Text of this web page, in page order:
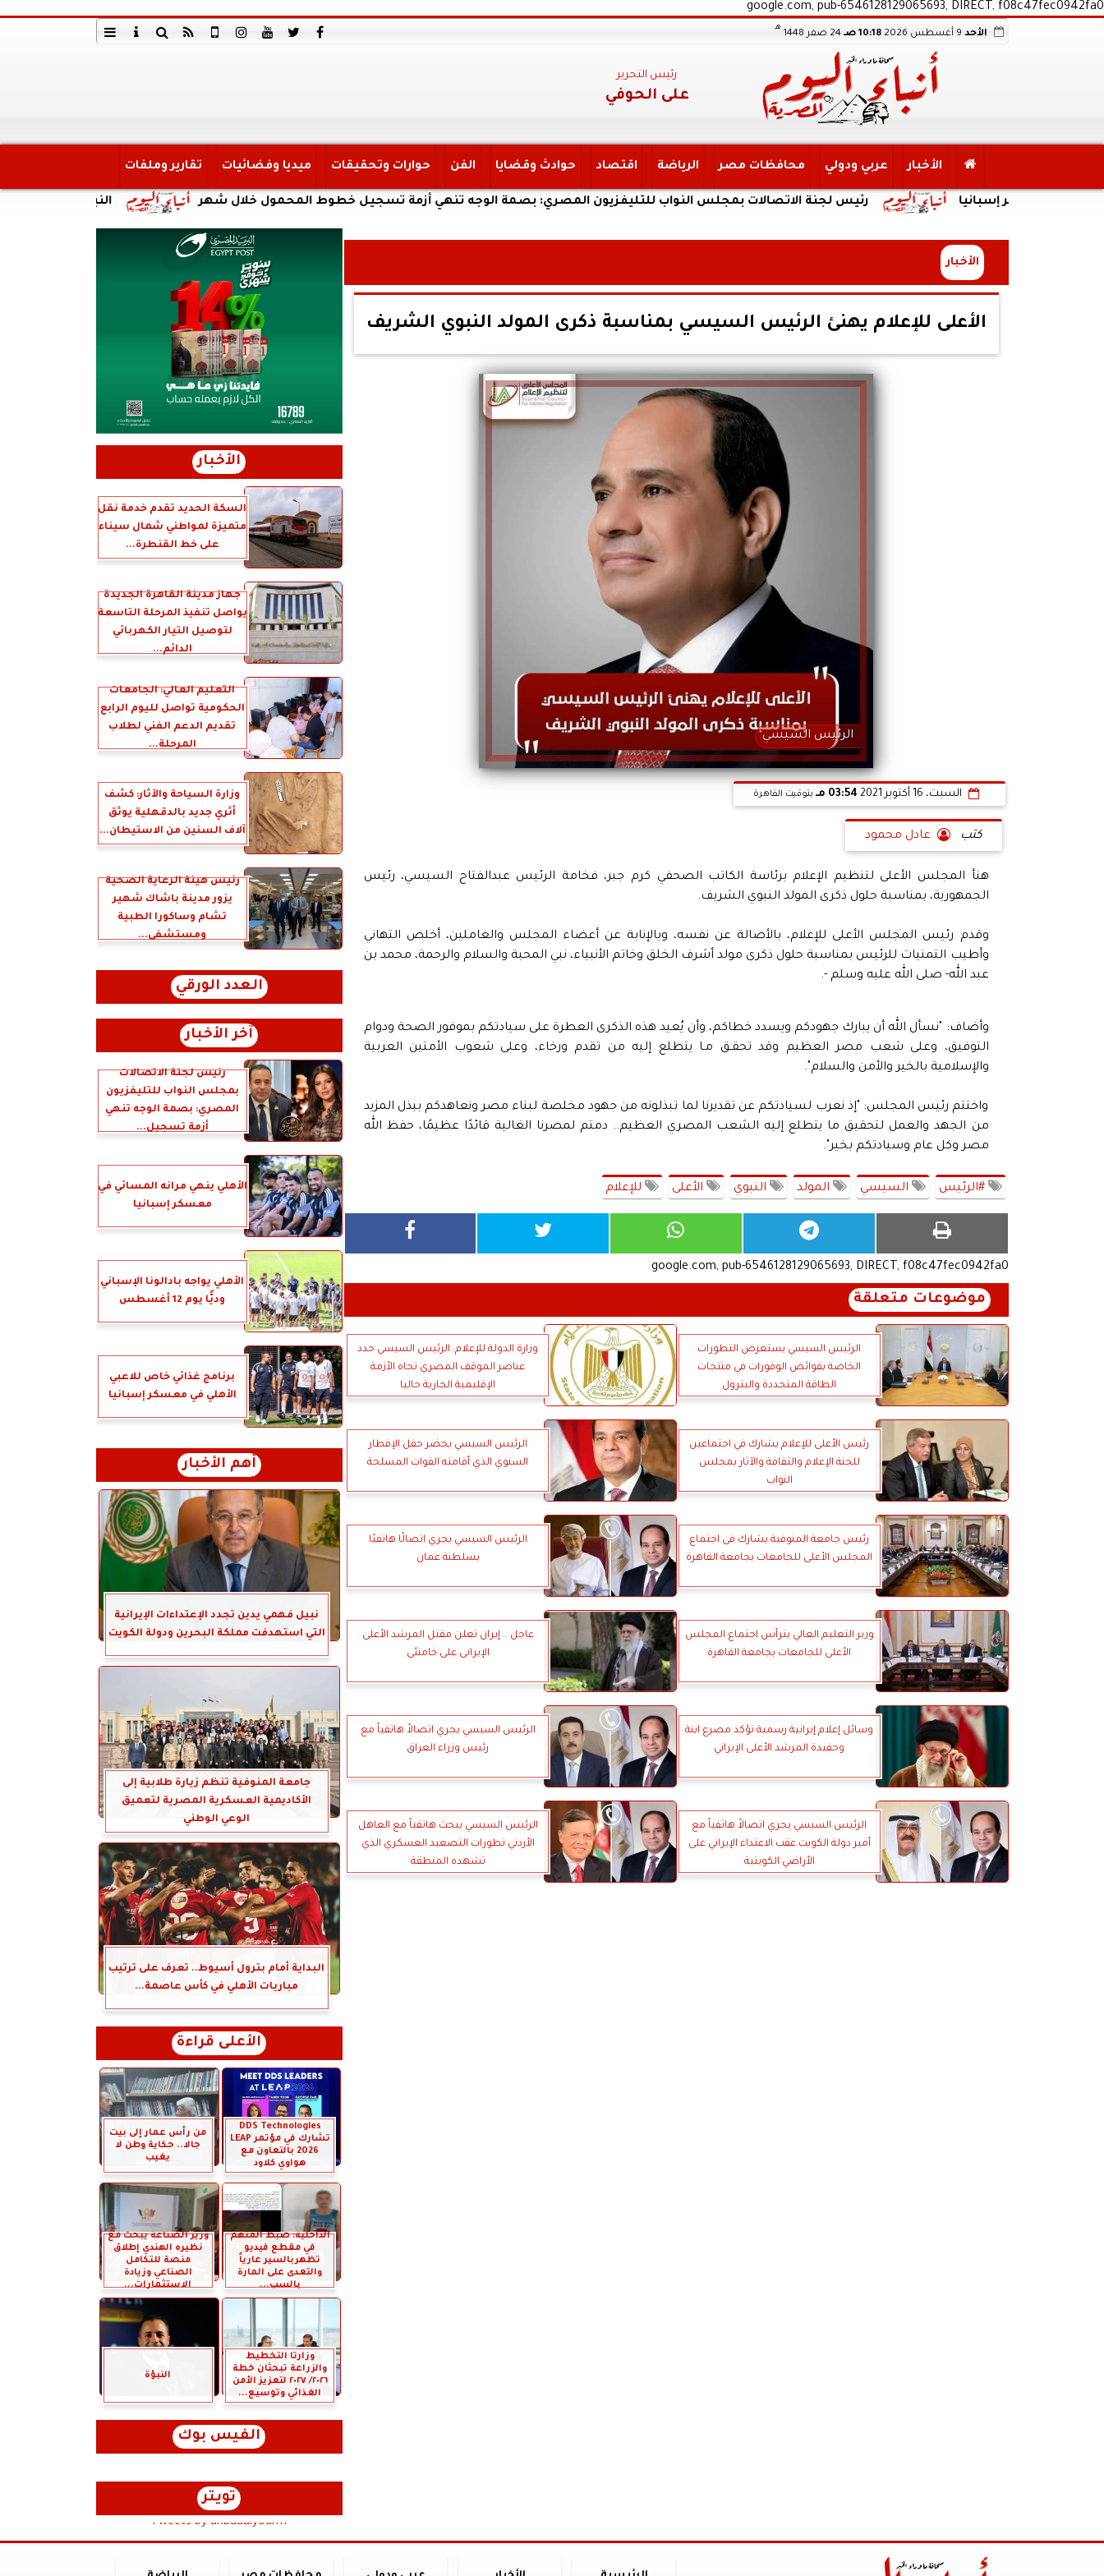
google.com, pub-6546128129065693, DIRECT, f08c47fec0942fa0
الأحد 10:18 صـ 24 صفر 1448
هـ
رئيس التحرير
على الحوفي
الأخبار عربي ودولي محافظات مصر الرياضة اقتصاد حوادث وقضايا الفن حوارات وتحقيقات ميديا وفضائيات تقارير وملفات
النبؤة رئيس لجنة الاتصالات بمجلس النواب للتليفزيون المصري: بصمة الوجه تنهي أزمة تسجيل خطوط المحمول خلال شهر
الأخبار
الأعلى للإعلام يهنئ الرئيس السيسي بمناسبة ذكرى المولد النبوي الشريف
الرئيس السيسي
السبت، 16 أكتوبر 2021 03:54 مـ بتوقيت القاهرة
كتب عادل محمود
هنأ المجلس الأعلى لتنظيم الإعلام برئاسة الكاتب الصحفي كرم جبر، فخامة الرئيس عبدالفتاح السيسي، رئيس
الجمهورية، بمناسبة حلول ذكرى المولد النبوي الشريف.
وقدم رئيس المجلس الأعلى للإعلام، بالأصالة عن نفسه، وبالإنابة عن أعضاء المجلس والعاملين، أخلص التهاني
وأطيب التمنيات للرئيس بمناسبة حلول ذكرى مولد أشرف الخلق وخاتم الأنبياء، نبي المحبة والسلام والرحمة، محمد بن
عبد الله- صلى الله عليه وسلم -.
وأضاف: "نسأل الله أن يبارك جهودكم ويسدد خطاكم، وأن يُعيد هذه الذكرى العطرة على سيادتكم بموفور الصحة ودوام
التوفيق، وعلى شعب مصر العظيم وقد تحقـق مـا يتطلع إليه من تقدم ورخاء، وعلى شعوب الأمتين العربية
والإسلامية بالخير والأمن والسلام".
واختتم رئيس المجلس: "إذ نعرب لسيادتكم عن تقديرنا لما تبذلونه من جهود مخلصة لبناء مصر ونعاهدكم ببذل المزيد
من الجهد والعمل لتحقيق ما يتطلع إليه الشعب المصري العظيم.. دمتم لمصرنا الغالية قائدًا عظيمًا، حفظ الله
مصر وكل عام وسيادتكم بخير".
#الرئيس السيسي المولد النبوي الأعلى للإعلام
google.com, pub-6546128129065693, DIRECT, f08c47fec0942fa0
موضوعات متعلقة
الرئيس السيسي يستعرض التطورات
الخاصة بفوائض الوفورات في منتجات
الطاقة المتجددة والبترول
وزارة الدولة للإعلام: الرئيس السيسي حدد
عناصر الموقف المصري تجاه الأزمة
الإقليمية الجارية حاليا
رئيس الأعلى للإعلام يشارك في اجتماعين
للجنة الإعلام والثقافة والآثار بمجلس
النواب
الرئيس السيسي يحضر حفل الإفطار
السنوي الذي أقامته القوات المسلحة
رئيس جامعة المنوفية يشارك فى اجتماع
المجلس الأعلى للجامعات بجامعة القاهرة
الرئيس السيسي يجري اتصالًا هاتفيًا
بسلطنة عمان
وزير التعليم العالي يترأس اجتماع المجلس
الأعلى للجامعات بجامعة القاهرة
عاجل .. إيران تعلن مقتل المرشد الأعلى
الإيرانى على خامنئى
وسائل إعلام إيرانية رسمية تؤكد مصرع ابنة
وحفيدة المرشد الأعلى الإيراني
الرئيس السيسي يجري اتصالاً هاتفياً مع
رئيس وزراء العراق
الرئيس السيسي يجري اتصالاً هاتفياً مع
أمير دولة الكويت عقب الاعتداء الإيراني على
الأراضي الكويتية
الرئيس السيسي يبحث هاتفياً مع العاهل
الأردني تطورات التصعيد العسكري الذي
تشهده المنطقة
الأخبار
السكة الحديد تقدم خدمة نقل
متميزة لمواطني شمال سيناء
على خط القنطرة...
جهاز مدينة القاهرة الجديدة
يواصل تنفيذ المرحلة التاسعة
لتوصيل التيار الكهربائي
الدائم...
التعليم العالي: الجامعات
الحكومية تواصل لليوم الرابع
تقديم الدعم الفني لطلاب
المرحلة...
وزارة السياحة والآثار: كشف
أثري جديد بالدقهلية يوثق
آلاف السنين من الاستيطان...
رئيس هيئة الرعاية الصحية
يزور مدينة باشاك شهير
تشام وساكورا الطبية
ومستشفى...
العدد الورقي
آخر الأخبار
رئيس لجنة الاتصالات
بمجلس النواب للتليفزيون
المصري: بصمة الوجه تنهي
أزمة تسجيل...
الأهلي ينهي مرانه المسائي في
معسكر إسبانيا
الأهلي يواجه بادالونا الإسباني
وديًّا يوم 12 أغسطس
برنامج غذائي خاص للاعبي
الأهلي في معسكر إسبانيا
أهم الأخبار
نبيل فهمي يدين تجدد الإعتداءات الإيرانية
التي استهدفت مملكة البحرين ودولة الكويت
جامعة المنوفية تنظم زيارة طلابية إلى
الأكاديمية العسكرية المصرية لتعميق
الوعي الوطني
البداية أمام بترول أسيوط.. تعرف على ترتيب
مباريات الأهلي في كأس عاصمة...
الأعلى قراءة
DDS Technologies
تشارك في مؤتمر LEAP
2026 بالتعاون مع
هواوي كلاود
من رأس عمار إلى بيت
جالا.. حكاية وطن لا
يغيب
الداخلية: ضبط المتهم
في مقطع فيديو
تظهربالسير عارياً
والتعدى على المارة
بالسب...
وزير الصناعة يبحث مع
نظيره الهندي إطلاق
منصة للتكامل
الصناعي وزيادة
الاستثمارات...
وزارتا التخطيط
والزراعة تبحثان خطة
٢٠٢٦/ ٢٠٢٧ لتعزيز الأمن
الغذائي وتوسيع...
النبؤة
الفيس بوك
تويتر
Tweets by anbaaalyoum1